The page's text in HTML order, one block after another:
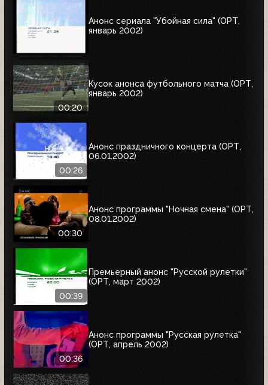
Анонс сериала "Убойная сила" (ОРТ,
январь 2002)
00:20
Кусок анонса футбольного матча (ОРТ,
январь 2002)
00:26
Анонс праздничного концерта (ОРТ,
06.01.2002)
00:30
Анонс программы "Ночная смена" (ОРТ,
08.01.2002)
00:39
Премьерный анонс "Русской рулетки"
(ОРТ, март 2002)
00:36
Анонс программы "Русская рулетка"
(ОРТ, апрель 2002)